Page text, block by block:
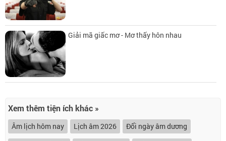
Giải mã giấc mơ - Mơ thấy hôn nhau
Xem thêm tiện ích khác »
Âm lịch hôm nay Lịch âm 2026
Đổi ngày âm dương